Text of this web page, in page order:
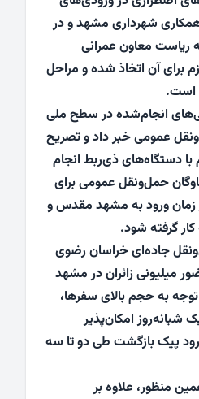
شهرداری مشهد و در
ریاست معاون عمرانی
برای آن اتخاذ شده و مراحل
است.
انجام‌شده در سطح ملی
عمومی خبر داد و تصریح
با دستگاه‌های ذی‌ربط انجام
حمل‌ونقل عمومی برای
زمان ورود به مشهد مقدس و
گرفته شود.
جاده‌ای خراسان رضوی
میلیونی زائران در مشهد
به حجم بالای سفرها،
شبانه‌روز امکان‌پذیر
پیک بازگشت طی دو تا سه
منظور، علاوه بر